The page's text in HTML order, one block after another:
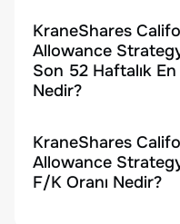
KraneShares
Allowance
Son 52 Haftalık
Nedir?
KraneShares
Allowance
F/K Oranı Nedir?